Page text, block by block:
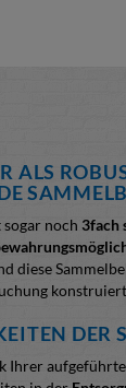
ALS
noch 3fach
diese
DER
Ihrer